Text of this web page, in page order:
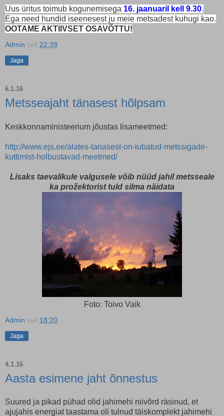
Uus üritus toimub kogunemisega 16. jaanuaril kell 9.30.
Ega need hundid iseenesest ju meie metsadest kuhugi kao.
OOTAME AKTIIVSET OSAVÕTTU!
Admin kell 22:39
Jaga
6.1.16
Metsseajaht tänasest hõlpsam
Keskkonnaministeerium jõustas lisameetmed:
http://www.ejs.ee/alates-tanasest-on-lubatud-metssigade-
kuttimist-holbustavad-meetmed/
Lisaks taevalikule valgusele võib nüüd jahil metsseale
ka prožektorist tuld silma näidata
Foto: Toivo Vaik
Admin kell 18:20
Jaga
4.1.16
Aasta esimene jaht õnnestus
Suured ja pikad pühad olid jahimehi niivõrd räsinud, et
ajujahis energiat taastama oli tulnud täiskomplekt jahimehi